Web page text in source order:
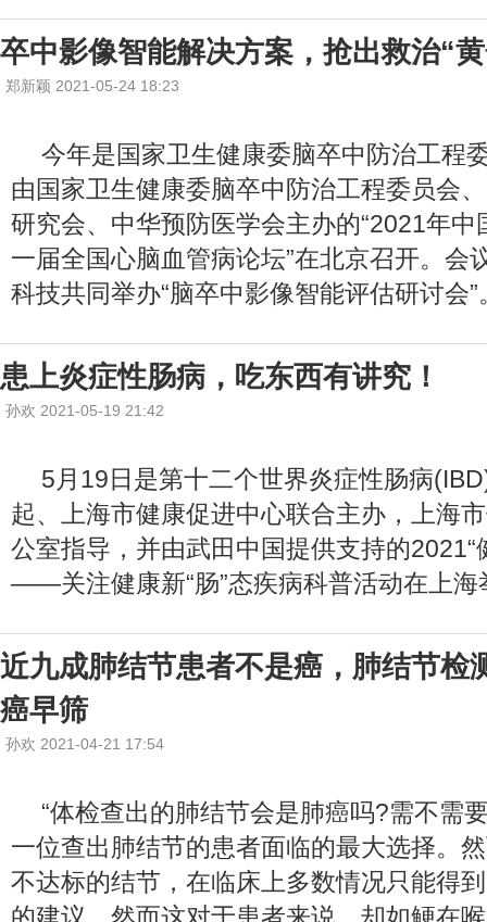
卒中影像智能解决方案，抢出救治“
郑新颖 2021-05-24 18:23
今年是国家卫生健康委脑卒中防治工程
由国家卫生健康委脑卒中防治工程委员会
研究会、中华预防医学会主办的“2021年
一届全国心脑血管病论坛”在北京召开。会
科技共同举办“脑卒中影像智能评估研讨会”
患上炎症性肠病，吃东西有讲究！
孙欢 2021-05-19 21:42
5月19日是第十二个世界炎症性肠病
起、上海市健康促进中心联合主办，上海
公室指导，并由武田中国提供支持的2021“
——关注健康新“肠”态疾病科普活动在上海
近九成肺结节患者不是癌，肺结节检
癌早筛
孙欢 2021-04-21 17:54
“体检查出的肺结节会是肺癌吗?需不需
一位查出肺结节的患者面临的最大选择。
不达标的结节，在临床上多数情况只能得